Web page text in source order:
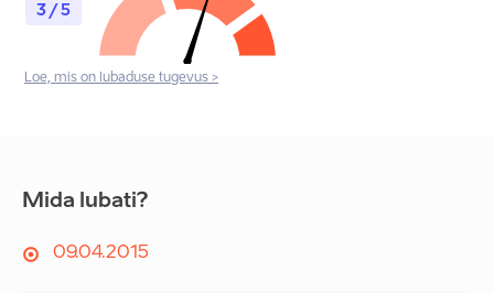
3 / 5
Loe, mis on lubaduse tugevus >
Mida lubati?
09.04.2015